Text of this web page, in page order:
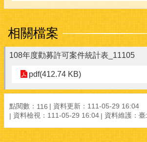
相關檔案
108年度勸募許可案件統計表_11105
pdf(412.74 KB)
點閱數： 116
資料更新：111-05-29 16:04
資料檢視：111-05-29 16:04
資料維護：